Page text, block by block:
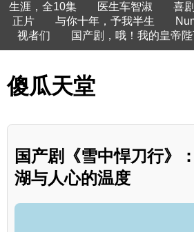
生涯，全10集
医生车智淑
喜
正片
与你十年，予我半生
视者们
国产剧，哦！我的皇帝
傻瓜天堂
国产剧《雪中悍刀行》
湖与人心的温度